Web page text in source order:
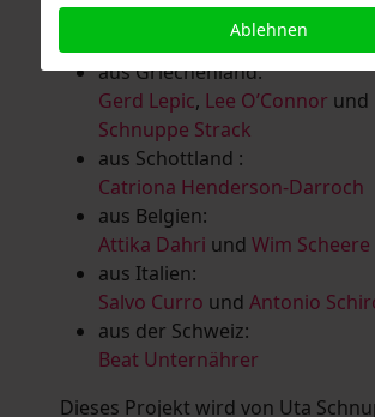
Schaub,Vera Schaub,Birgit
Serge DevadderundRolf
aus Griechenland:
Gerd Lepic, Lee O’Connor und
Schnuppe Strack
aus Schottland :
Catriona Henderson-Darroch
aus Belgien:
Attika Dahri und Wim Scheere
aus Italien:
Salvo Curro und Antonio
aus der Schweiz:
Beat Unternährer
Dieses Projekt wird von Uta
Ablehnen